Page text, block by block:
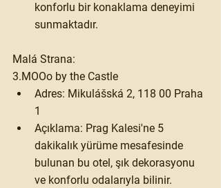
konforlu bir konaklama deneyimi
sunmaktadır.
Malá Strana:
3.MOOo by the Castle
Adres: Mikulášská 2, 118 00 Praha
1​
Açıklama: Prag Kalesi'ne 5
dakikalık yürüme mesafesinde
bulunan bu otel, şık dekorasyonu
ve konforlu odalarıyla bilinir.